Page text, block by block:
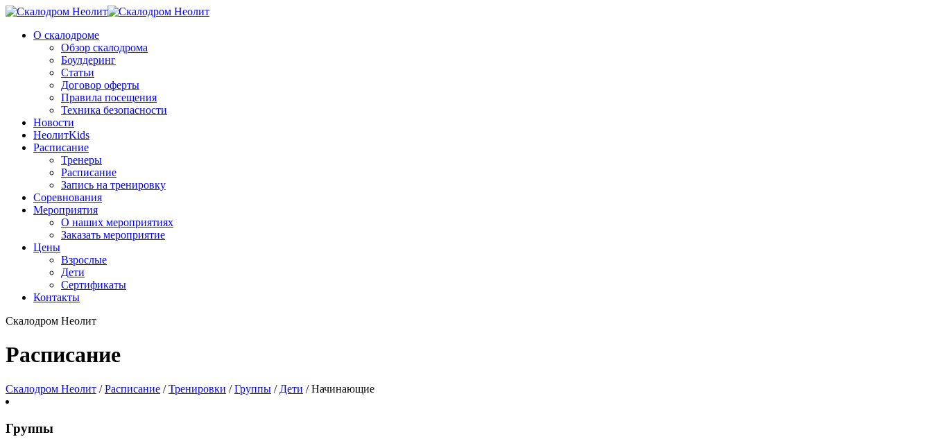
О скалодроме
Обзор скалодрома
Боулдеринг
Статьи
Договор оферты
Правила посещения
Техника безопасности
Новости
НеолитKids
Расписание
Тренеры
Расписание
Запись на тренировку
Соревнования
Мероприятия
О наших мероприятиях
Заказать мероприятие
Цены
Взрослые
Дети
Сертификаты
Контакты
Скалодром Неолит
Расписание
Скалодром Неолит /Расписание /Тренировки /Группы / Дети /Начинающие
Группы